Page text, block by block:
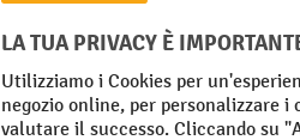
Materiale plastico
100 kg